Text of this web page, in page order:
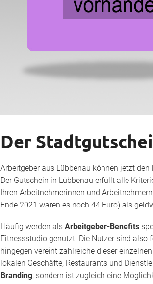
Der
Arbeitgeber aus Lübbenau können jetzt
Der Gutschein in Lübbenau erfüllt alle
Ihren Arbeitnehmerinnen und
Ende 2021 waren es noch 44 Euro) als
Häufig werden als Arbeitgeber-Benefits
Fitnessstudio genutzt. Die Nutzer sind also
hingegen vereint zahlreiche dieser
lokalen Geschäfte, Restaurants und
Branding, sondern ist zugleich eine